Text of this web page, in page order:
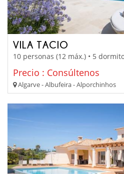
VILA TACIO
10 personas (12 máx.) • 5
Precio : Consúltenos
Algarve - Albufeira - Alporchinhos